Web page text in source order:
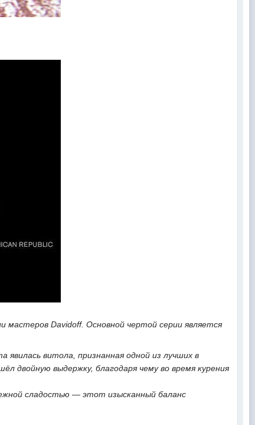
мастеров Davidoff. Основной чертой серии является
витола, признанная одной из лучших в
двойную выдержку, благодаря чему во время курения
сладостью — этот изысканный баланс